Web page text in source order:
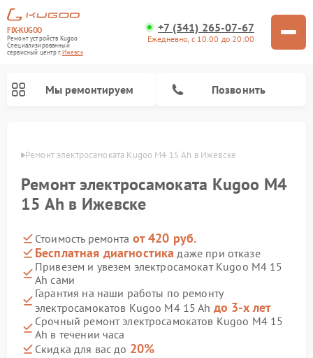
FIX-KUGOO
Ремонт устройств Kugoo
Специализированный
cервисный центр г.Ижевск
+7 (341) 265-07-67
Ежедневно, с 10:00 до 20:00
Мы ремонтируем Позвонить
Ремонт электросамоката Kugoo M4 15 Ah в Ижевске
Ремонт электросамоката Kugoo M4
15 Ah в Ижевске
Стоимость ремонта от 420 руб.
Бесплатная диагностика даже при отказе
Привезем и увезем электросамокат Kugoo M4 15
Ah сами
Гарантия на наши работы по ремонту
электросамокатов Kugoo M4 15 Ah до 3-х лет
Срочный ремонт электросамокатов Kugoo M4 15
Ah в течении часа
Скидка для вас до 20%